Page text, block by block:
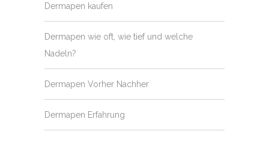
Dermapen kaufen
Dermapen wie oft, wie tief und welche
Nadeln?
Dermapen Vorher Nachher
Dermapen Erfahrung